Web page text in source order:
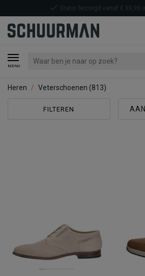
MENU
Voor 21:00 uur besteld, volgende
Heren Veterschoenen (813)
FILTEREN